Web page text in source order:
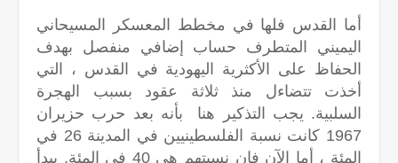
أما القدس فلها في مخطط المعسكر المسيحاني
اليميني المتطرف حساب إضافي منفصل بهدف
الحفاظ على الأكثرية اليهودية في القدس ، التي
أخذت تتضاءل منذ ثلاثة عقود بسبب الهجرة
السلبية. يجب التذكير هنا بأنه بعد حرب حزيران
1967 كانت نسبة الفلسطينيين في المدينة 26 في
المئة ، أما الآن فإن نسبتهم هي 40 في المئة. يبدأ